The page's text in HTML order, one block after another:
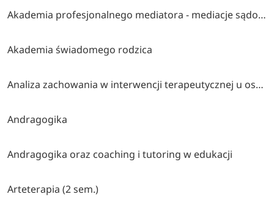
Akademia profesjonalnego mediatora - mediacje sądowe i pozasądowe
Akademia świadomego rodzica
Analiza zachowania w interwencji terapeutycznej u osób z autyzmem i trudnościami rozwojowymi lub behawioralnymi
Andragogika
Andragogika oraz coaching i tutoring w edukacji
Arteterapia (2 sem.)